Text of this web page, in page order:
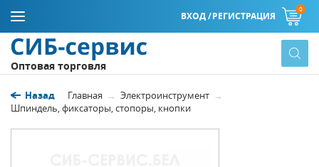
ВХОД /РЕГИСТРАЦИЯ
0
Оптовая торговля
Назад Главная
Электроинструмент
Шпиндель, фиксаторы, стопоры, кнопки